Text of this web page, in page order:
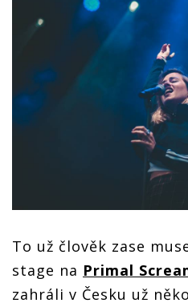
To už člověk zase
stage na Primal
zahráli v Česku už